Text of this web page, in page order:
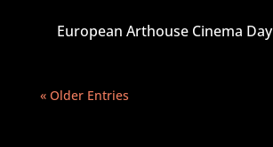
European Arthouse Cinema Day
« Older Entries